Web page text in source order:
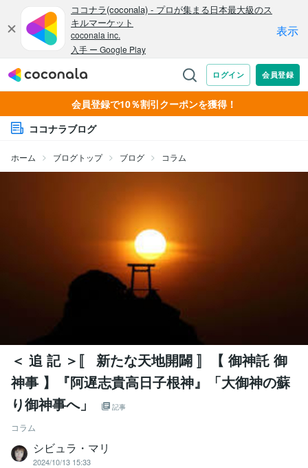
会員登録で10％割引クーポンを獲得！
ココナラブログ
ホーム ブログトップ ブログ コラム
＜ 追 記 ＞〚 新たな天地開闢 〛【 御神託 御
神事 】『阿遅志貴高日子根神』「大御神の蘇
り御神事へ」
記事
コラム
シビュラ・マリ
2024/10/13 15:33